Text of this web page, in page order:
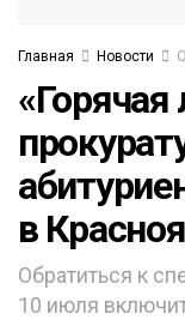
Главная Новости
«Горячая
в
Обратиться к
10 июля